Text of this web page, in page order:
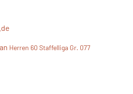
Herren 60 Staffelliga Gr. 077